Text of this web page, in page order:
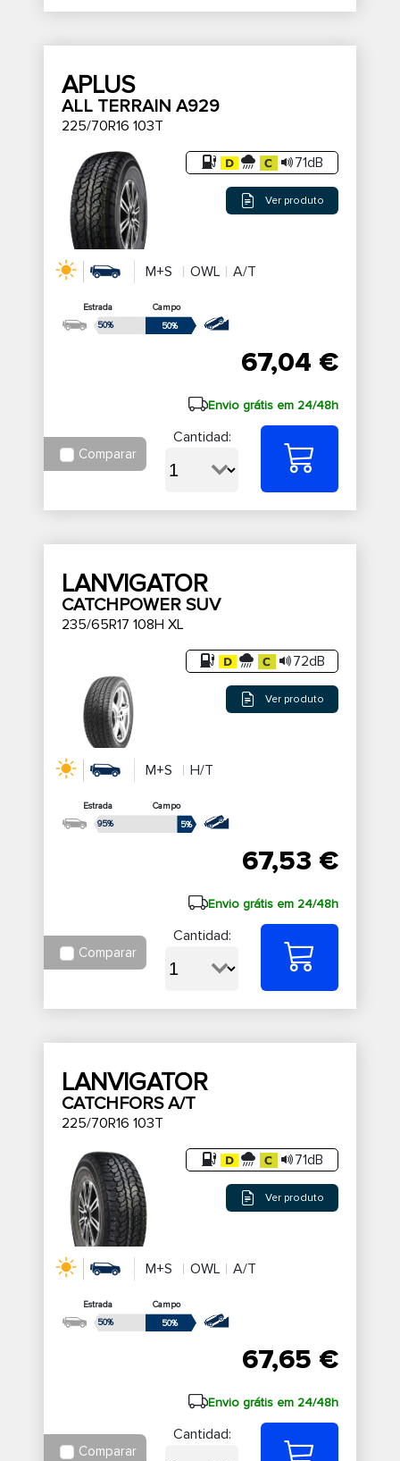
APLUS
ALL TERRAIN A929
225/70R16 103T
71dB
Ver produto
M+S OWL A/T
Estrada
Campo
50%
50%
67,04 €
Envio grátis em 24/48h
Comparar
Cantidad:
LANVIGATOR
CATCHPOWER SUV
235/65R17 108H XL
72dB
Ver produto
M+S H/T
Estrada
Campo
95%
5%
67,53 €
Envio grátis em 24/48h
Comparar
Cantidad:
LANVIGATOR
CATCHFORS A/T
225/70R16 103T
71dB
Ver produto
M+S OWL A/T
Estrada
Campo
50%
50%
67,65 €
Envio grátis em 24/48h
Comparar
Cantidad: